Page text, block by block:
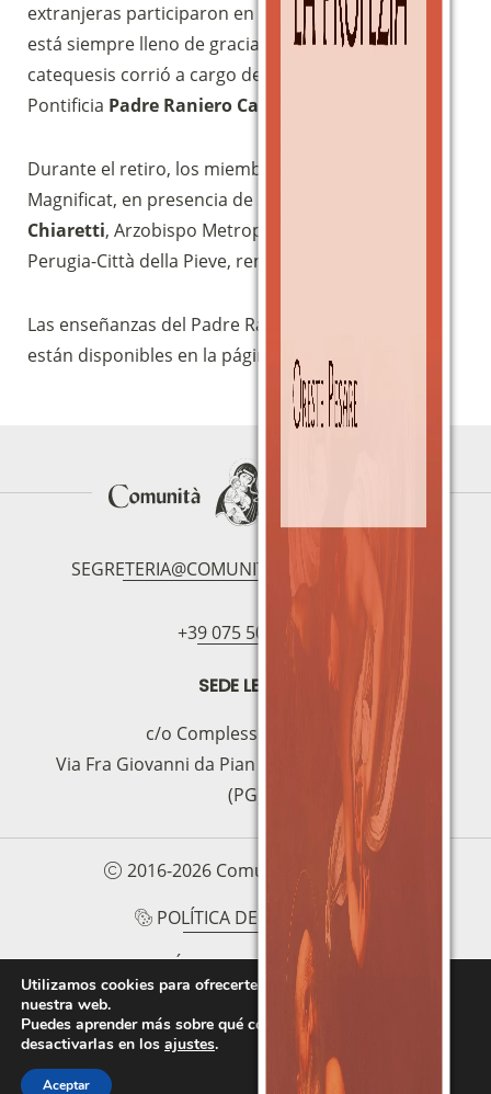
extranjeras participaron en el retiro, que cada año
está siempre lleno de gracias espirituales. La
catequesis corrió a cargo del Predicador de la Casa
Pontificia Padre Raniero Cantalamessa
Durante el retiro, los miembros de la Comunidad
Magnificat, en presencia de S.E. Mons.
Chiaretti, Arzobispo Metropolitano Emérito de
Perugia-Città della Pieve, renovaron la Alianza.
Las enseñanzas del Padre Raniero Cantalamessa
están disponibles en la página
WebTV
SEGRETERIA@COMUNITAMAGNIFICAT.ORG
+39 075 5094797
SEDE LEGAL
c/o Complesso S.Manno
Via Fra Giovanni da Pian di Carpine, 63 - 06127
(PG)
2016-2026 Comunità Magnificat
POLÍTICA DE COOKIES
POLÍTICA DE PRIVACIDAD
PROTOCOLLO PER LA TUTELA DEI MINORI E
DELLE PERSONE VULNERABILI
Sostieni la Comunità Magnificat
Fai una donazione sul nostro conto
IBAN:
IT49S0200803039000102071988
Utilizamos cookies para ofrecerte la mejor experiencia en
nuestra web.
Puedes aprender más sobre qué cookies utilizamos o
desactivarlas en los ajustes.
Aceptar